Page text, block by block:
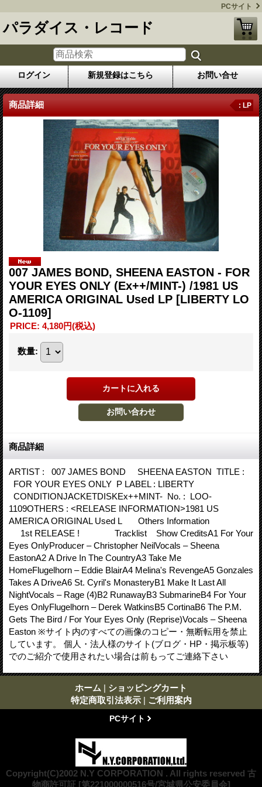
PCサイト
パラダイス・レコード
ログイン 新規登録はこちら お問い合せ
商品詳細 : LP
007 JAMES BOND, SHEENA EASTON - FOR
YOUR EYES ONLY (Ex++/MINT-) /1981 US
AMERICA ORIGINAL Used LP [LIBERTY LO
O-1109]
PRICE: 4,180円(税込)
数量:
商品詳細
ARTIST : 007 JAMES BOND SHEENA EASTON TITLE :
FOR YOUR EYES ONLY P LABEL : LIBERTY
CONDITIONJACKETDISKEx++MINT- No. : LOO-
1109OTHERS : <RELEASE INFORMATION>1981 US
AMERICA ORIGINAL Used L Others Information
1st RELEASE ! Tracklist Show CreditsA1 For Your
Eyes OnlyProducer – Christopher NeilVocals – Sheena
EastonA2 A Drive In The CountryA3 Take Me
HomeFlugelhorn – Eddie BlairA4 Melina's RevengeA5 Gonzales
Takes A DriveA6 St. Cyril's MonasteryB1 Make It Last All
NightVocals – Rage (4)B2 RunawayB3 SubmarineB4 For Your
Eyes OnlyFlugelhorn – Derek WatkinsB5 CortinaB6 The P.M.
Gets The Bird / For Your Eyes Only (Reprise)Vocals – Sheena
Easton ※サイト内のすべての画像のコピー・無断転用を禁止
しています。 個人・法人様のサイト(ブログ・HP・掲示板等)
でのご紹介で使用されたい場合は前もってご連絡下さい
ホーム | ショッピングカート
特定商取引法表示 | ご利用案内
PCサイト
Copyright(C)2002 N.Y CORPORATION . All rights reserved 古
物商許可証 [第221000000516号/宮城県公安委員会]